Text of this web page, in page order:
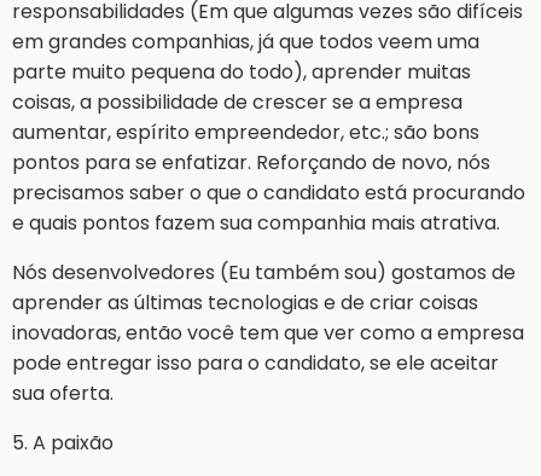
responsabilidades (Em que algumas vezes são difíceis
em grandes companhias, já que todos veem uma
parte muito pequena do todo), aprender muitas
coisas, a possibilidade de crescer se a empresa
aumentar, espírito empreendedor, etc.; são bons
pontos para se enfatizar. Reforçando de novo, nós
precisamos saber o que o candidato está procurando
e quais pontos fazem sua companhia mais atrativa.
Nós desenvolvedores (Eu também sou) gostamos de
aprender as últimas tecnologias e de criar coisas
inovadoras, então você tem que ver como a empresa
pode entregar isso para o candidato, se ele aceitar
sua oferta.
5. A paixão